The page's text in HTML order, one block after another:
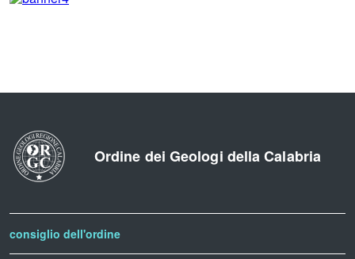
Ordine dei Geologi della Calabria
consiglio dell'ordine